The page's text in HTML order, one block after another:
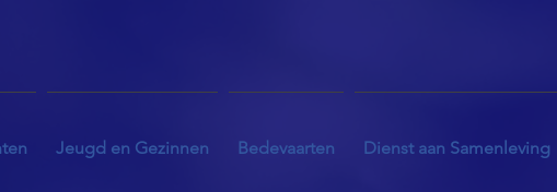
Jeugd en Gezinnen Bedevaarten Dienst aan Samenleving